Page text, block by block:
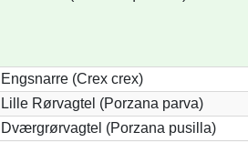
Engsnarre (Crex crex)
Lille Rørvagtel (Porzana parva)
Dværgrørvagtel (Porzana pusilla)